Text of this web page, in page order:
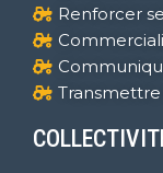
Renforcer